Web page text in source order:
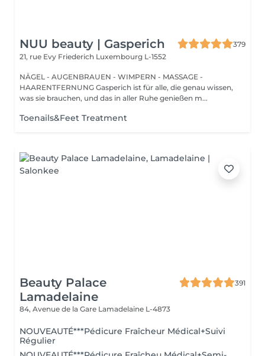
NUU beauty | Gasperich
379
21, rue Evy Friederich Luxembourg L-1552
NÄGEL - AUGENBRAUEN - WIMPERN - MASSAGE -
HAARENTFERNUNG Gasperich ist für alle, die genau wissen,
was sie brauchen, und das in aller Ruhe genießen m...
Toenails&Feet Treatment
Beauty Palace
Lamadelaine
391
84, Avenue de la Gare Lamadelaine L-4873
NOUVEAUTÉ***Pédicure Fraîcheur Médical+Suivi
Régulier